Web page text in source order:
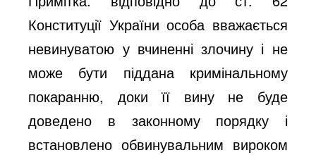
Конституції України особа вважається
невинуватою у вчиненні злочину і не
може бути піддана кримінальному
покаранню, доки її вину не буде
доведено в законному порядку і
встановлено обвинувальним вироком